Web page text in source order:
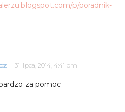
p/poradnik-
31 lipca, 2014, 4:41 pm
za pomoc